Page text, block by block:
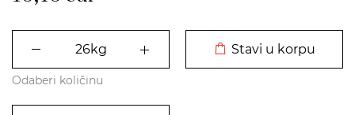
Stavi u korpu
Odaberi količinu